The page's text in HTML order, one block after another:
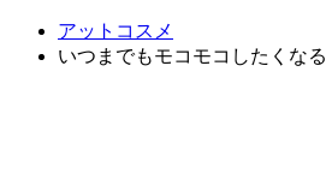
アットコスメ
いつまでもモコモコしたくなる